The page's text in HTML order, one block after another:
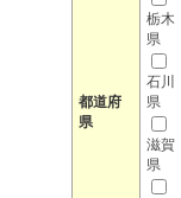
都道府
県
栃木
県
石川
県
滋賀
県